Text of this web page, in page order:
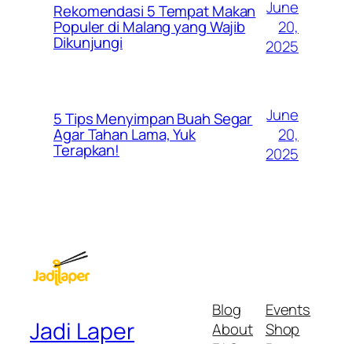
Rekomendasi 5 Tempat Makan
Populer di Malang yang Wajib
Dikunjungi
June
20,
2025
5 Tips Menyimpan Buah Segar
Agar Tahan Lama, Yuk
Terapkan!
June
20,
2025
Jadi Laper
Blog
About
Events
Shop